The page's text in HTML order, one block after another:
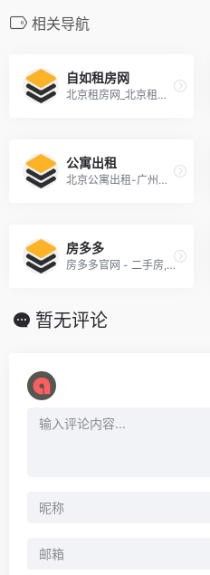
相关导航
自如租房网
北京租房网_北京租房信息_北京房屋出租价格-北京自如官网
公寓出租
北京公寓出租-广州租房-宁波青年公寓-武汉品牌公寓-世联红璞
房多多
房多多官网 - 二手房,租房,新房,查房价【全网经纪人直卖平台】
暂无评论